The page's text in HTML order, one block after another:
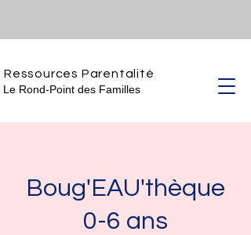
Ressources Parentalité
Le Rond-Point des Familles
Boug'EAU'thèque
0-6 ans